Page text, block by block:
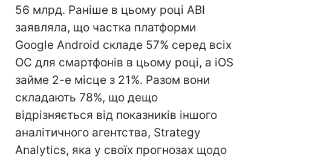
56 млрд. Раніше в цьому році ABI
заявляла, що частка платформи
Google Android складе 57% серед всіх
ОС для смартфонів в цьому році, а iOS
займе 2-е місце з 21%. Разом вони
складають 78%, що дещо
відрізняється від показників іншого
аналітичного агентства, Strategy
Analytics, яка у своїх прогнозах щодо